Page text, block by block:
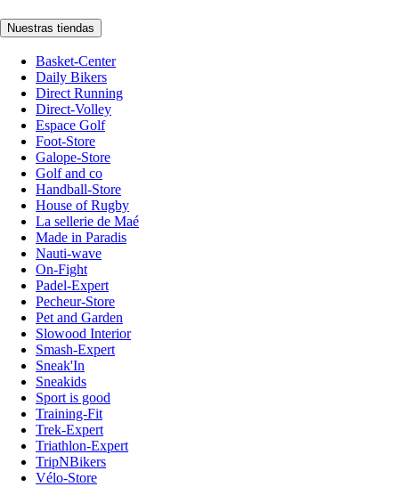
Nuestras tiendas
Basket-Center
Daily Bikers
Direct Running
Direct-Volley
Espace Golf
Foot-Store
Galope-Store
Golf and co
Handball-Store
House of Rugby
La sellerie de Maé
Made in Paradis
Nauti-wave
On-Fight
Padel-Expert
Pecheur-Store
Pet and Garden
Slowood Interior
Smash-Expert
Sneak'In
Sneakids
Sport is good
Training-Fit
Trek-Expert
Triathlon-Expert
TripNBikers
Vélo-Store